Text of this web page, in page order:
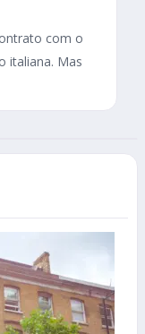
com o
italiana. Mas